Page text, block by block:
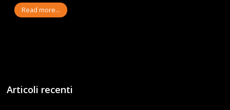
Read more...
Articoli recenti